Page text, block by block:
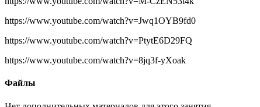
https://www.youtube.com/watch?v=Jwq1OYB9fd0
https://www.youtube.com/watch?v=PtytE6D29FQ
https://www.youtube.com/watch?v=8jq3f-yXoak
Файлы